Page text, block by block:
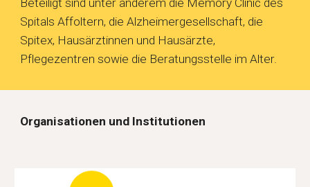
Beteiligt sind unter anderem die Memory Clinic des
Spitals Affoltern, die Alzheimergesellschaft, die
Spitex, Hausärztinnen und Hausärzte,
Pflegezentren sowie die Beratungsstelle im Alter.
Organisationen und Institutionen